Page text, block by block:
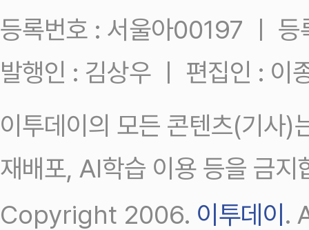
등록번호 : 서울아00197 ㅣ
발행인 : 김상우 ㅣ 편집인 : 이
이투데이의 모든 콘텐츠(기사)
재배포, AI학습 이용 등을 금지
Copyright 2006. 이투데이 .